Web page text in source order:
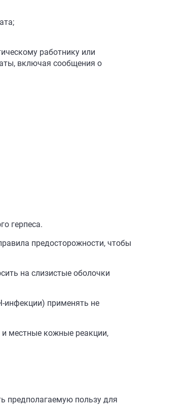
работнику или
включая сообщения о
герпеса.
предосторожности, чтобы
на слизистые оболочки
инфекции) применять не
местные кожные реакции,
предполагаемую пользу для